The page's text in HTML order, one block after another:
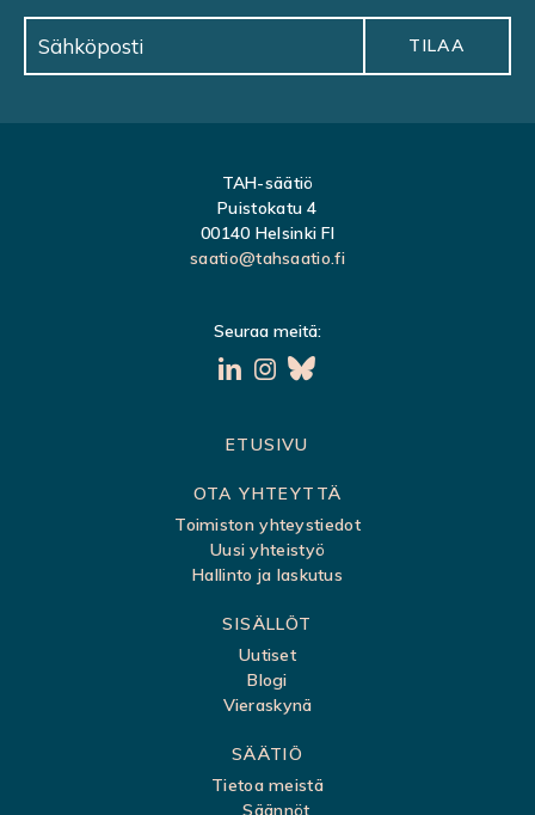
TAH-säätiö
Puistokatu 4
00140 Helsinki FI
saatio@tahsaatio.fi
Seuraa meitä:
ETUSIVU
OTA YHTEYTTÄ
Toimiston yhteystiedot
Uusi yhteistyö
Hallinto ja laskutus
SISÄLLÖT
Uutiset
Blogi
Vieraskynä
SÄÄTIÖ
Tietoa meistä
Säännöt